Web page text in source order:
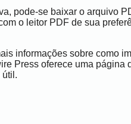
pode-se baixar o arquivo
o leitor PDF de sua
informações sobre como
Press oferece uma página
útil.